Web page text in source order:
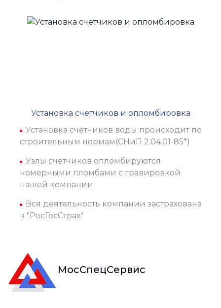
Установка счетчиков и опломбировка
Установка счетчиков воды происходит по
строительным нормам(СНиП 2.04.01-85*)
Узлы счетчиков опломбируются
номерными пломбами с гравировкой
нашей компании
Вся деятельность компании застрахована
в "РосГосСтрах"
МосСпецСервис